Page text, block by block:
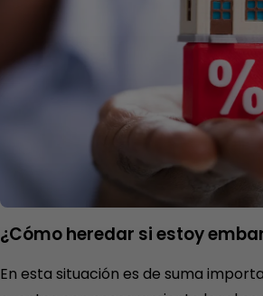
¿Cómo heredar si estoy
En esta situación es de suma importancia que